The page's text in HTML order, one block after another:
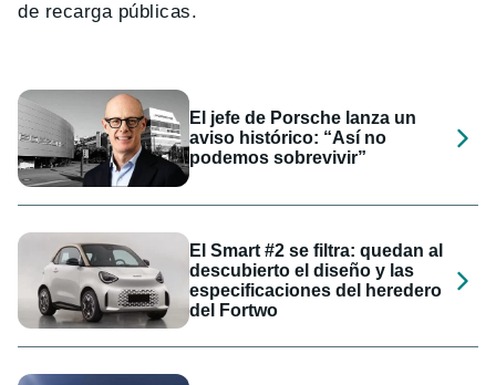
de recarga públicas.
El jefe de Porsche lanza un
aviso histórico: “Así no
podemos sobrevivir”
El Smart #2 se filtra: quedan al
descubierto el diseño y las
especificaciones del heredero
del Fortwo